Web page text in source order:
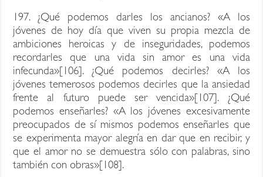
197. ¿Qué podemos darles los ancianos? «A los
jóvenes de hoy día que viven su propia mezcla de
ambiciones heroicas y de inseguridades, podemos
recordarles que una vida sin amor es una vida
infecunda»[106]. ¿Qué podemos decirles? «A los
jóvenes temerosos podemos decirles que la ansiedad
frente al futuro puede ser vencida»[107]. ¿Qué
podemos enseñarles? «A los jóvenes excesivamente
preocupados de sí mismos podemos enseñarles que
se experimenta mayor alegría en dar que en recibir, y
que el amor no se demuestra sólo con palabras, sino
también con obras»[108].